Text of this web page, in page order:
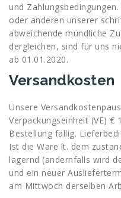
und
oder anderen unserer
abweichende mündliche
dergleichen, sind für uns
ab 01.01.2020.
Versandkosten
Unsere
Verpackungseinheit (VE)
Bestellung fällig.
Ist die Ware lt. dem
lagernd (andernfalls wird
und ein neuer
am Mittwoch derselben